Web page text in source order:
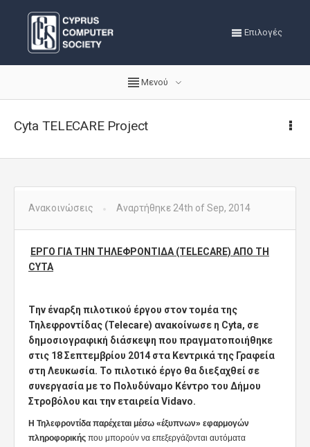
Επιλογές
Μενού
Cyta TELECARE Project
Ανακοινώσεις Αναρτήθηκε 24th of Sep, 2014
ΕΡΓΟ ΓΙΑ ΤΗΝ ΤΗΛΕΦΡΟΝΤΙΔΑ (ΤΕLECARE) ΑΠΟ ΤΗ
CYTA
Tην έναρξη πιλοτικού έργου στον τομέα της
Τηλεφροντίδας (Telecare) ανακοίνωσε η Cyta, σε
δημοσιογραφική διάσκεψη που πραγματοποιήθηκε
στις 18 Σεπτεμβρίου 2014 στα Κεντρικά της Γραφεία
στη Λευκωσία. Το πιλοτικό έργο θα διεξαχθεί σε
συνεργασία με το Πολυδύναμο Kέντρο του Δήμου
Στροβόλου και την εταιρεία Vidavo.
Η Τηλεφροντίδα παρέχεται μέσω «έξυπνων» εφαρμογών
πληροφορικής που μπορούν να επεξεργάζονται αυτόματα